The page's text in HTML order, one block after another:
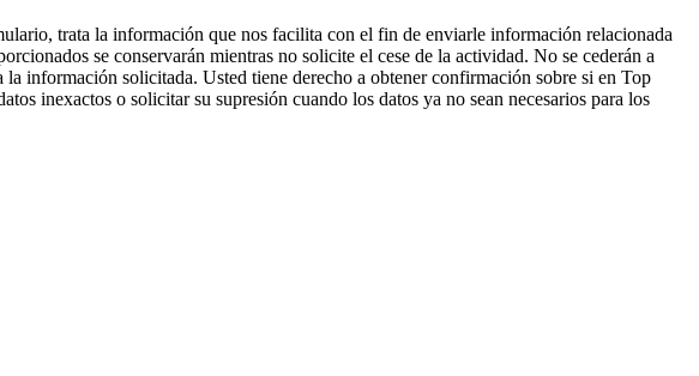
trata la información que nos facilita con el fin de enviarle información relacionada
se conservarán mientras no solicite el cese de la actividad. No se cederán a
información solicitada. Usted tiene derecho a obtener confirmación sobre si en Top
inexactos o solicitar su supresión cuando los datos ya no sean necesarios para los